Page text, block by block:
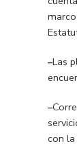
–Las
–
con